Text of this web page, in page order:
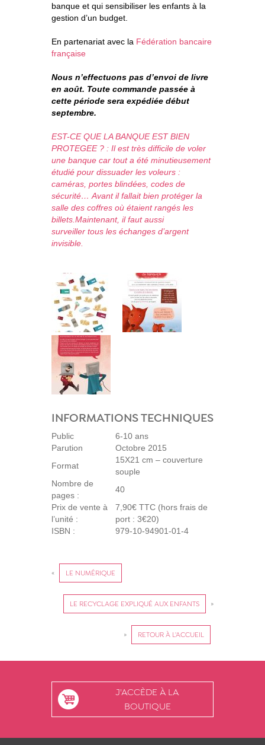
banque et qui sensibiliser les enfants à la
gestion d’un budget.
En partenariat avec la Fédération bancaire
française
Nous n’effectuons pas d’envoi de livre
en août. Toute commande passée à
cette période sera expédiée début
septembre.
EST-CE QUE LA BANQUE EST BIEN
PROTEGEE ? : Il est très difficile de voler
une banque car tout a été minutieusement
étudié pour dissuader les voleurs :
caméras, portes blindées, codes de
sécurité… Avant il fallait bien protéger la
salle des coffres où étaient rangés les
billets.Maintenant, il faut aussi
surveiller tous les échanges d’argent
invisible.
INFORMATIONS TECHNIQUES
Public
6-10 ans
Parution
Octobre 2015
Format
15X21 cm – couverture
souple
Nombre de
pages :
40
Prix de vente à
l’unité :
7,90€ TTC (hors frais de
port : 3€20)
ISBN :
979-10-94901-01-4
« LE NUMÉRIQUE
LE RECYCLAGE EXPLIQUÉ AUX ENFANTS »
» RETOUR À L'ACCUEIL
J'ACCÈDE À LA
BOUTIQUE